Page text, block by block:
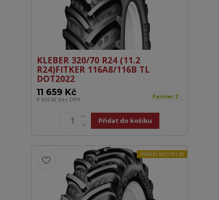
KLEBER 320/70 R24 (11.2
R24)FITKER 116A8/116B TL
DOT2022
11 659 Kč
9 636 Kč bez DPH Partner 2
Přidat do košíku
VYRÁBÍ MICHELIN